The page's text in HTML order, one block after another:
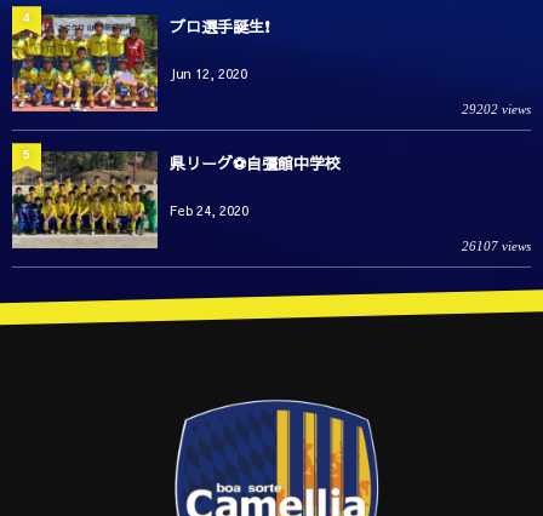
プロ選手誕生❗️
Jun 12, 2020
29202 views
4
県リーグ⚽️自彊館中学校
Feb 24, 2020
26107 views
5